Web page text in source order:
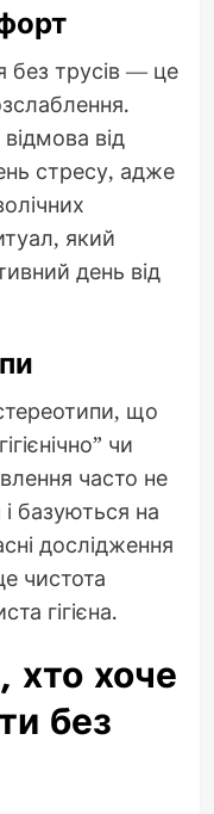
без трусів — це
від
стресу, адже
який
день від
що
чи
часто не
базуються на
дослідження
чистота
гігієна.
хто хоче
без